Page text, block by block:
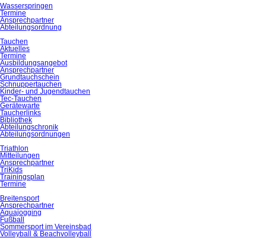
Wasserspringen
Termine
Ansprechpartner
Abteilungsordnung
Tauchen
Aktuelles
Termine
Ausbildungsangebot
Ansprechpartner
Grundtauchschein
Schnuppertauchen
Kinder- und Jugendtauchen
Tec-Tauchen
Gerätewarte
Taucherlinks
Bibliothek
Abteilungschronik
Abteilungsordnungen
Triathlon
Mitteilungen
Ansprechpartner
TriKids
Trainingsplan
Termine
Breitensport
Ansprechpartner
Aquajogging
Fußball
Sommersport im Vereinsbad
Volleyball & Beachvolleyball